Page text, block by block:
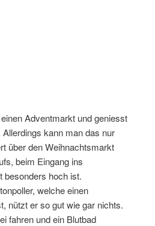
Adventmarkt und geniesst
kann man das nur
über den Weihnachtsmarkt
beim Eingang ins
besonders hoch ist.
welche einen
nützt er so gut wie gar nichts.
fahren und ein Blutbad